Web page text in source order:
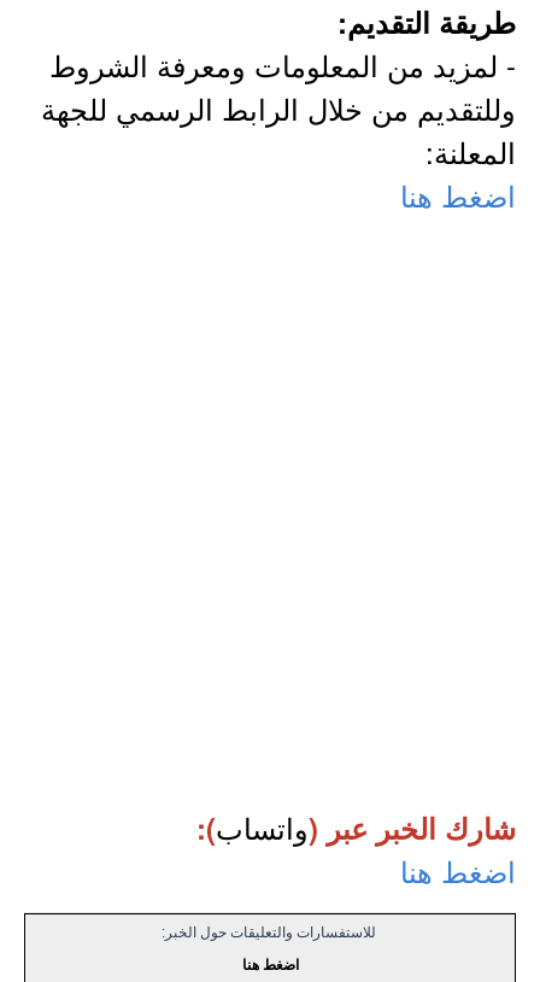
طريقة التقديم:
- لمزيد من المعلومات ومعرفة الشروط
وللتقديم من خلال الرابط الرسمي للجهة
المعلنة:
اضغط هنا
شارك الخبر عبر (واتساب):
اضغط هنا
للاستفسارات والتعليقات حول الخبر:
اضغط هنا